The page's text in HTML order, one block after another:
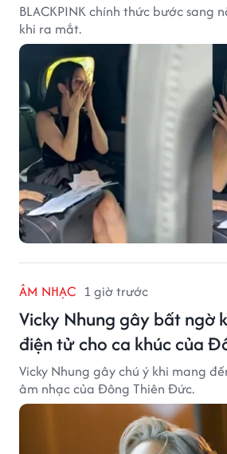
BLACKPINK chính thức bước sang
khi ra mắt.
ÂM NHẠC 1 giờ trước
Vicky Nhung gây bất ngờ
điện tử cho ca khúc của
Vicky Nhung gây chú ý khi mang
âm nhạc của Đông Thiên Đức.